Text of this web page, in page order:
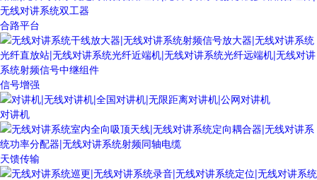
合路平台
信号增强
对讲机
天馈传输